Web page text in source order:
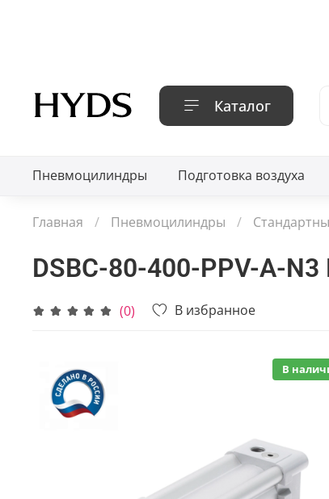
Каталог
Пневмоцилиндры Подготовка воздуха
Главная Пневмоцилиндры
DSBC-80-400-PPV-A-
(0) В избранное
В